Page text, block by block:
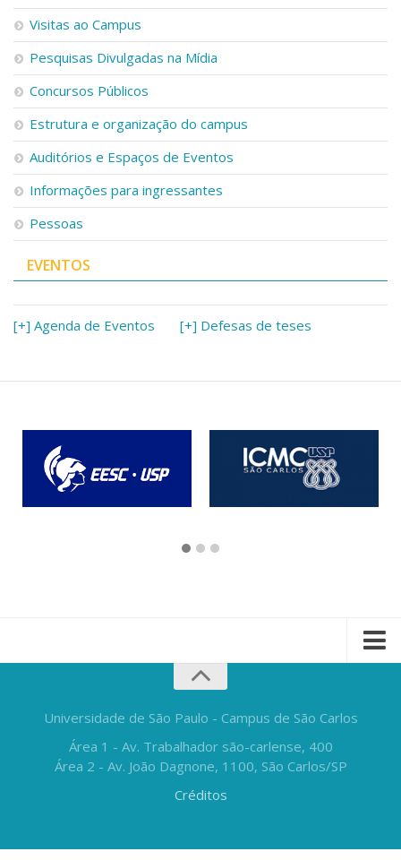
Visitas ao Campus
Pesquisas Divulgadas na Mídia
Concursos Públicos
Estrutura e organização do campus
Auditórios e Espaços de Eventos
Informações para ingressantes
Pessoas
EVENTOS
[+] Agenda de Eventos [+] Defesas de teses
Universidade de São Paulo - Campus de São Carlos
Área 1 - Av. Trabalhador são-carlense, 400
Área 2 - Av. João Dagnone, 1100, São Carlos/SP
Créditos